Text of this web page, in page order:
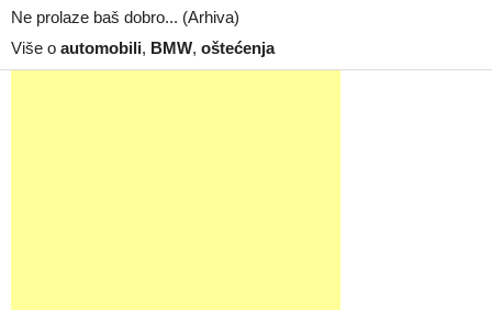
Ne prolaze baš dobro... (Arhiva)
Više o automobili, BMW, oštećenja